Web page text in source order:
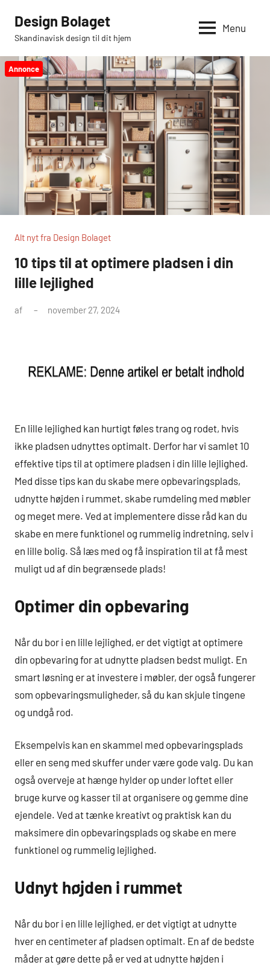
indhold
Design Bolaget
Skandinavisk design til dit hjem
Menu
Annonce
Alt nyt fra Design Bolaget
10 tips til at optimere pladsen i din
lille lejlighed
af november 27, 2024
En lille lejlighed kan hurtigt føles trang og rodet, hvis
ikke pladsen udnyttes optimalt. Derfor har vi samlet 10
effektive tips til at optimere pladsen i din lille lejlighed.
Med disse tips kan du skabe mere opbevaringsplads,
udnytte højden i rummet, skabe rumdeling med møbler
og meget mere. Ved at implementere disse råd kan du
skabe en mere funktionel og rummelig indretning, selv i
en lille bolig. Så læs med og få inspiration til at få mest
muligt ud af din begrænsede plads!
Optimer din opbevaring
Når du bor i en lille lejlighed, er det vigtigt at optimere
din opbevaring for at udnytte pladsen bedst muligt. En
smart løsning er at investere i møbler, der også fungerer
som opbevaringsmuligheder, så du kan skjule tingene
og undgå rod.
Eksempelvis kan en skammel med opbevaringsplads
eller en seng med skuffer under være gode valg. Du kan
også overveje at hænge hylder op under loftet eller
bruge kurve og kasser til at organisere og gemme dine
ejendele. Ved at tænke kreativt og praktisk kan du
maksimere din opbevaringsplads og skabe en mere
funktionel og rummelig lejlighed.
Udnyt højden i rummet
Når du bor i en lille lejlighed, er det vigtigt at udnytte
hver en centimeter af pladsen optimalt. En af de bedste
måder at gøre dette på er ved at udnytte højden i